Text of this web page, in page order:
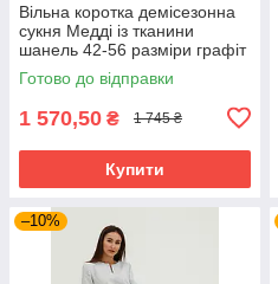
Вільна коротка демісезонна
сукня Медді із тканини
шанель 42-56 разміри графіт
Готово до відправки
1 570,50 ₴ 1 745 ₴
Купити
–10%